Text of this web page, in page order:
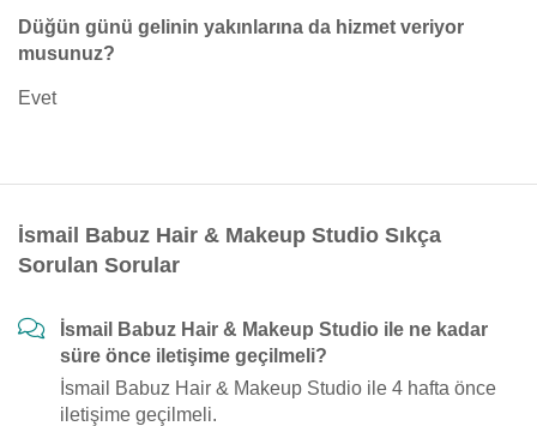
Düğün günü gelinin yakınlarına da hizmet veriyor
musunuz?
Evet
İsmail Babuz Hair & Makeup Studio Sıkça
Sorulan Sorular
İsmail Babuz Hair & Makeup Studio ile ne kadar
süre önce iletişime geçilmeli?
İsmail Babuz Hair & Makeup Studio ile 4 hafta önce
iletişime geçilmeli.